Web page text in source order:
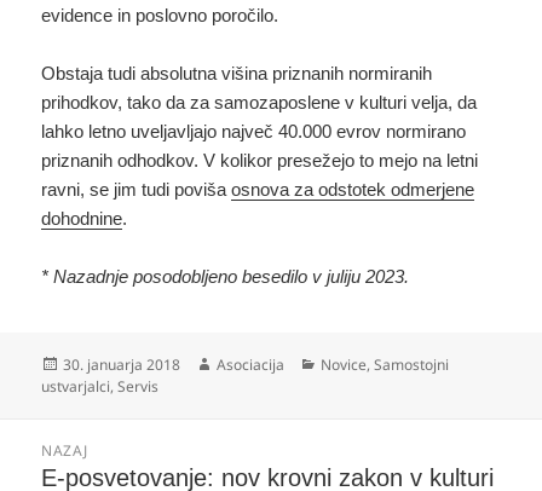
evidence in poslovno poročilo.
Obstaja tudi absolutna višina priznanih normiranih
prihodkov, tako da za samozaposlene v kulturi velja, da
lahko letno uveljavljajo največ 40.000 evrov normirano
priznanih odhodkov. V kolikor presežejo to mejo na letni
ravni, se jim tudi povišaosnova za odstotek odmerjene
dohodnine.
* Nazadnje posodobljeno besedilo v juliju 2023.
Objavljeno
dne
30. januarja 2018 Avtor
Asociacija Kategorije
Novice,Samostojni
ustvarjalci,Servis
prispevka
NAZAJ
Prejšnji
E-posvetovanje: nov krovni zakon v kulturi